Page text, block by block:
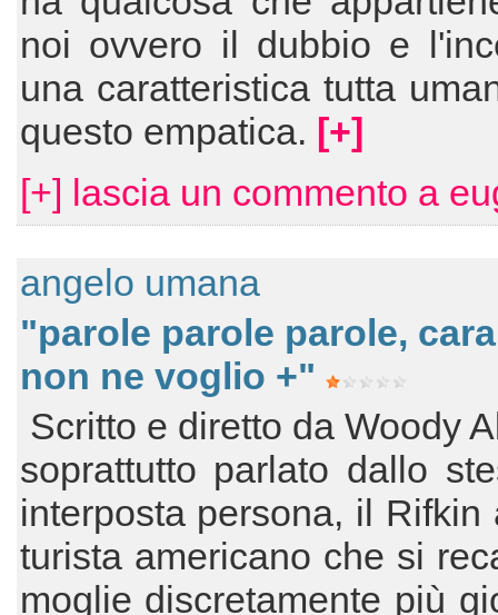
noi ovvero il dubbio e
una caratteristica tutta
questo empatica. [+]
[+] lascia un commento a
angelo umana
"parole parole parole,
non ne voglio +"
Scritto e diretto da Woody
soprattutto parlato dallo
interposta persona, il Rifkin
turista americano che si
moglie discretamente più